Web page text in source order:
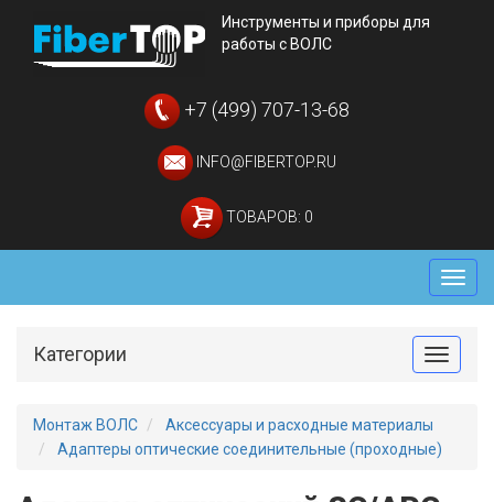
Инструменты и приборы для
работы с ВОЛС
+7 (499) 707-13-68
INFO@FIBERTOP.RU
ТОВАРОВ: 0
Меню
Toggle
Категории
Монтаж ВОЛС
Аксессуары и расходные материалы
Адаптеры оптические соединительные (проходные)